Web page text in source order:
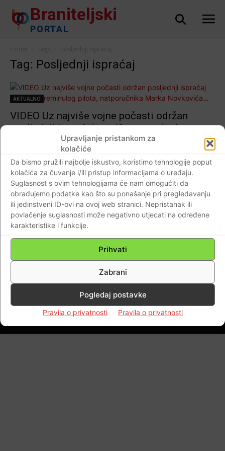
Upravljanje pristankom za
kolačiće
Da bismo pružili najbolje iskustvo, koristimo tehnologije poput
kolačića za čuvanje i/ili pristup informacijama o uređaju.
Suglasnost s ovim tehnologijama će nam omogućiti da
obrađujemo podatke kao što su ponašanje pri pregledavanju
ili jedinstveni ID-ovi na ovoj web stranici. Nepristanak ili
povlačenje suglasnosti može negativno utjecati na određene
karakteristike i funkcije.
Prihvati
Zabrani
Pogledaj postavke
Pravila o privatnosti Pravila o privatnosti
Braniteljski
PORTAL
Tag: Posljednji ispraćaj
AKTUALNO
VIDEO Uz najviše vojne počasti održan
posljednji ispraćaj tragično preminulog
pilota, natporučnika Marka Novkovića…
Crna kronika
FOTO Pokopan je poginuli hrvatski vojnik
Josip Briški… Ispratili su ga obitelj, kolege i
vojni vrh
Impressum Kontaktirajte nas Pravila o privatnosti